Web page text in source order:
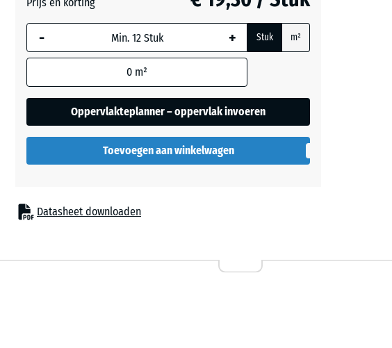
Engels
Grijs
- + Stuk m²
0 m²
Oppervlakteplanner – oppervlak invoeren
Toevoegen aan winkelwagen
Datasheet downloaden